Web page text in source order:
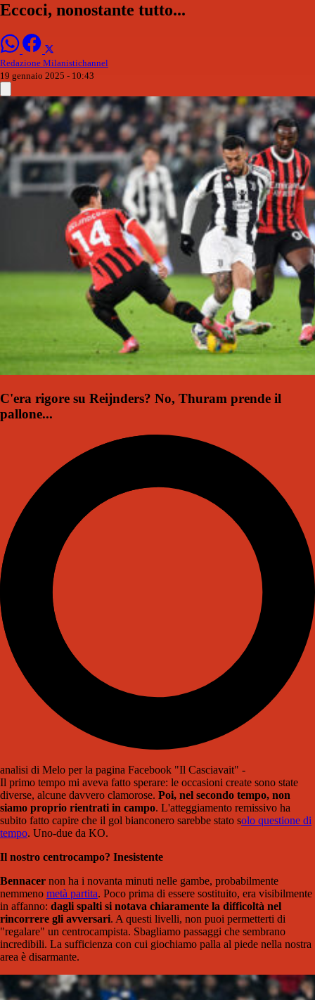
Eccoci, nonostante tutto...
Redazione Milanistichannel
19 gennaio 2025 - 10:43
C'era rigore su Reijnders? No, Thuram prende il
pallone...
analisi di Melo per la pagina Facebook "Il Casciavait" -
Il primo tempo mi aveva fatto sperare: le occasioni create sono state
diverse, alcune davvero clamorose. Poi, nel secondo tempo, non
siamo proprio rientrati in campo. L'atteggiamento remissivo ha
subito fatto capire che il gol bianconero sarebbe stato solo questione di
tempo. Uno-due da KO.
Il nostro centrocampo? Inesistente
Bennacer non ha i novanta minuti nelle gambe, probabilmente
nemmeno metà partita. Poco prima di essere sostituito, era visibilmente
in affanno: dagli spalti si notava chiaramente la difficoltà nel
rincorrere gli avversari. A questi livelli, non puoi permetterti di
"regalare" un centrocampista. Sbagliamo passaggi che sembrano
incredibili. La sufficienza con cui giochiamo palla al piede nella nostra
area è disarmante.